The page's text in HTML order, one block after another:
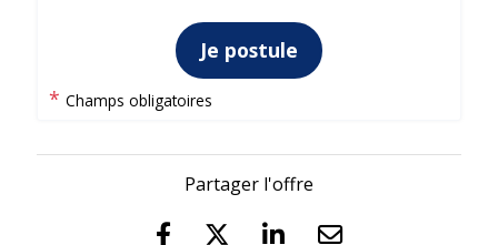
Je postule
* Champs obligatoires
Partager l'offre